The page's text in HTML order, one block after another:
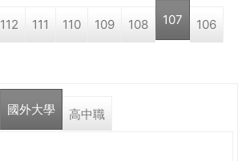
112 111 110 109 108 107 106
國外大學 高中職